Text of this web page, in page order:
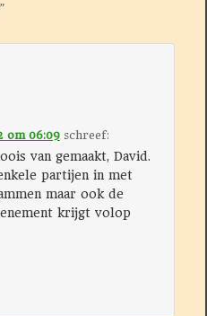
om 06:09 schreef:
van gemaakt, David.
partijen in met
maar ook de
krijgt volop